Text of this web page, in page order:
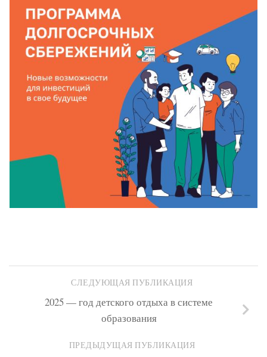
СЛЕДУЮЩАЯ ПУБЛИКАЦИЯ
2025 — год детского отдыха в системе
образования
ПРЕДЫДУЩАЯ ПУБЛИКАЦИЯ